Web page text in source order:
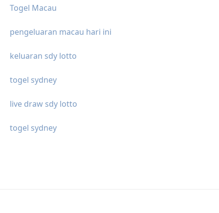
Togel Macau
pengeluaran macau hari ini
keluaran sdy lotto
togel sydney
live draw sdy lotto
togel sydney